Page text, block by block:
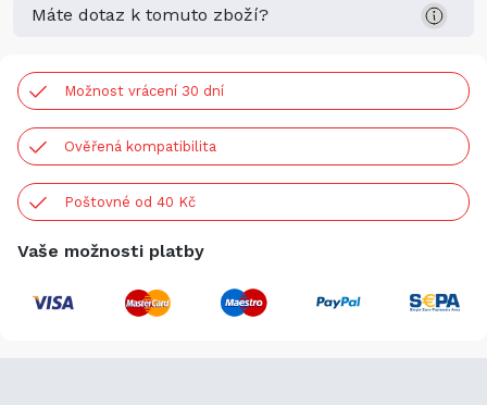
Máte dotaz k tomuto zboží?
Možnost vrácení 30 dní
Ověřená kompatibilita
Poštovné od 40 Kč
Vaše možnosti platby